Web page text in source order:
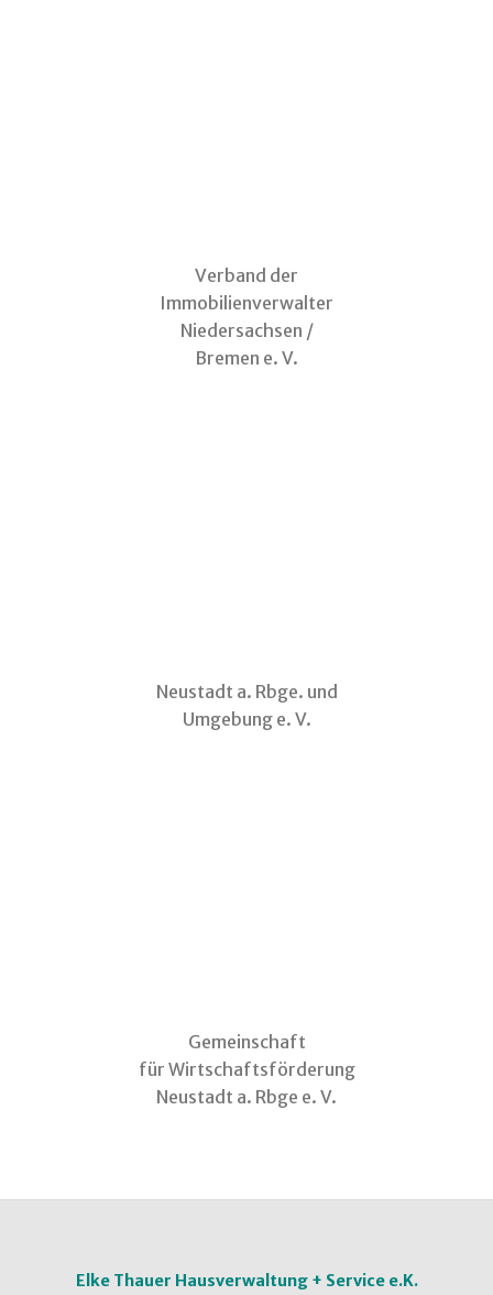
Verband der
Immobilienverwalter
Niedersachsen /
Bremen e. V.
Neustadt a. Rbge. und
Umgebung e. V.
Gemeinschaft
für Wirtschaftsförderung
Neustadt a. Rbge e. V.
Elke Thauer Hausverwaltung + Service e.K.